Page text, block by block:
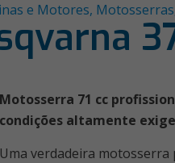
e Motores, Motosserras
Motosserra 71 cc
condições altamente
Uma verdadeira